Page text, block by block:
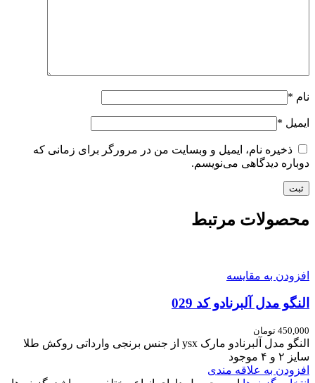
نام *
ایمیل *
ذخیره نام، ایمیل و وبسایت من در مرورگر برای زمانی که
دوباره دیدگاهی می‌نویسم.
محصولات مرتبط
افزودن به مقایسه
النگو مدل آلبرنادو کد 029
450,000 تومان
النگو مدل آلبرنادو مارک ysx از جنس برنجی وارداتی روکش طلا
سایز ۲ و ۴ موجود
افزودن به علاقه مندی